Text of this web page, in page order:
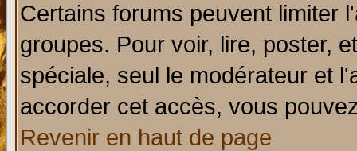
Certains forums peuvent limiter
groupes. Pour voir, lire, poster,
spéciale, seul le modérateur et
accorder cet accès, vous
Revenir en haut de page